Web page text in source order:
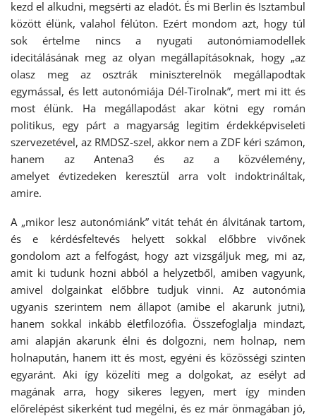
kezd el alkudni, megsérti az eladót. És mi Berlin és Isztambul
között élünk, valahol félúton. Ezért mondom azt, hogy túl
sok értelme nincs a nyugati autonómiamodellek
idecitálásának meg az olyan megállapításoknak, hogy „az
olasz meg az osztrák miniszterelnök megállapodtak
egymással, és lett autonómiája Dél-Tirolnak”, mert mi itt és
most élünk. Ha megállapodást akar kötni egy román
politikus, egy párt a magyarság legitim érdekképviseleti
szervezetével, az RMDSZ-szel, akkor nem a ZDF kéri számon,
hanem az Antena3 és az a közvélemény,
amelyet évtizedeken keresztül arra volt indoktrináltak,
amire.
A „mikor lesz autonómiánk” vitát tehát én álvitának tartom,
és e kérdésfeltevés helyett sokkal előbbre vivőnek
gondolom azt a felfogást, hogy azt vizsgáljuk meg, mi az,
amit ki tudunk hozni abból a helyzetből, amiben vagyunk,
amivel dolgainkat előbbre tudjuk vinni. Az autonómia
ugyanis szerintem nem állapot (amibe el akarunk jutni),
hanem sokkal inkább életfilozófia. Összefoglalja mindazt,
ami alapján akarunk élni és dolgozni, nem holnap, nem
holnapután, hanem itt és most, egyéni és közösségi szinten
egyaránt. Aki így közelíti meg a dolgokat, az esélyt ad
magának arra, hogy sikeres legyen, mert így minden
előrelépést sikerként tud megélni, és ez már önmagában jó,